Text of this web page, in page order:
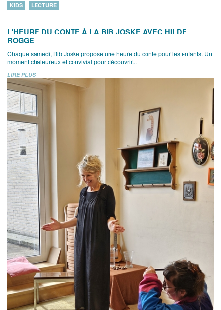
KIDS LECTURE
L'HEURE DU CONTE À LA BIB JOSKE AVEC HILDE
ROGGE
Chaque samedi, Bib Joske propose une heure du conte pour les enfants. Un
moment chaleureux et convivial pour découvrir...
LIRE PLUS